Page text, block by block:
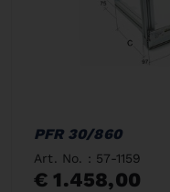
PFR 30/860
Art. No. : 57-1159
€ 1.458,00